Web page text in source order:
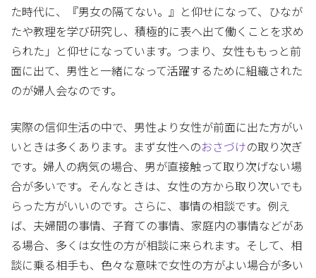
た時代に、『男女の隔てない。』と仰せになって、ひなが
たや教理を学び研究し、積極的に表へ出て働くことを求め
られた」と仰せになっています。つまり、女性ももっと前
面に出て、男性と一緒になって活躍するために組織された
のが婦人会なのです。
実際の信仰生活の中で、男性より女性が前面に出た方がい
いときは多くあります。まず女性へのおさづけの取り次ぎ
です。婦人の病気の場合、男が直接触って取り次げない場
合が多いです。そんなときは、女性の方から取り次いでも
らった方がいいのです。さらに、事情の相談です。例え
ば、夫婦間の事情、子育ての事情、家庭内の事情などがあ
る場合、多くは女性の方が相談に来られます。そして、相
談に乗る相手も、色々な意味で女性の方がよい場合が多い